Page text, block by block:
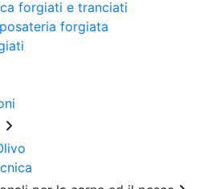
forgiati e tranciati
forgiata